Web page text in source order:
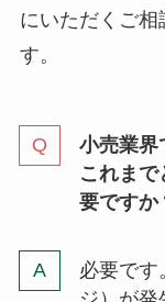
にいただくご相
す。
小売業界
これま
要ですか
必要です